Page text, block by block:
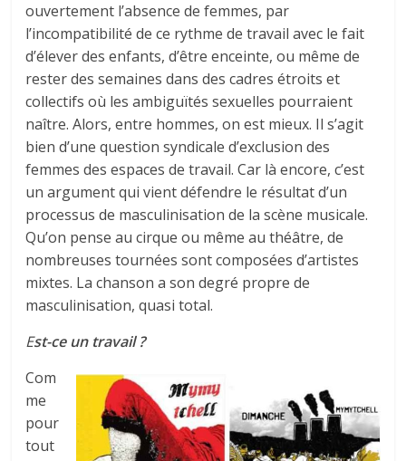
ouvertement l’absence de femmes, par
l’incompatibilité de ce rythme de travail avec le fait
d’élever des enfants, d’être enceinte, ou même de
rester des semaines dans des cadres étroits et
collectifs où les ambiguïtés sexuelles pourraient
naître. Alors, entre hommes, on est mieux. Il s’agit
bien d’une question syndicale d’exclusion des
femmes des espaces de travail. Car là encore, c’est
un argument qui vient défendre le résultat d’un
processus de masculinisation de la scène musicale.
Qu’on pense au cirque ou même au théâtre, de
nombreuses tournées sont composées d’artistes
mixtes. La chanson a son degré propre de
masculinisation, quasi total.
Est-ce un travail ?
Com
me
pour
tout